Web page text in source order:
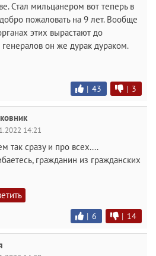
Стал мильцанером вот теперь в
пожаловать на 9 лет. Вообще
этих вырастают до
он же дурак дураком.
| 43 | 3
14:21
так сразу и про всех....
гражданин из гражданских
| 6 | 14